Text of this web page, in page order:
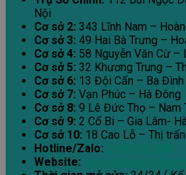
Nội
Cơ sở 2: 343 Lĩnh Nam –
Cơ sở 3: 49 Hai Bà Trưng –
Cơ sở 4: 58 Nguyễn Văn Cừ –
Cơ sở 5: 32 Khương Trung –
Cơ sở 6: 13 Đội Cấn – Ba
Cơ sở 7: Vạn Phúc – Hà Đông
Cơ sở 8: 9 Lê Đức Thọ – Nam
Cơ sở 9: 2 Cổ Bi – Gia Lâm-
Cơ sở 10: 18 Cao Lỗ – Thị
Hotline/Zalo:
Website: